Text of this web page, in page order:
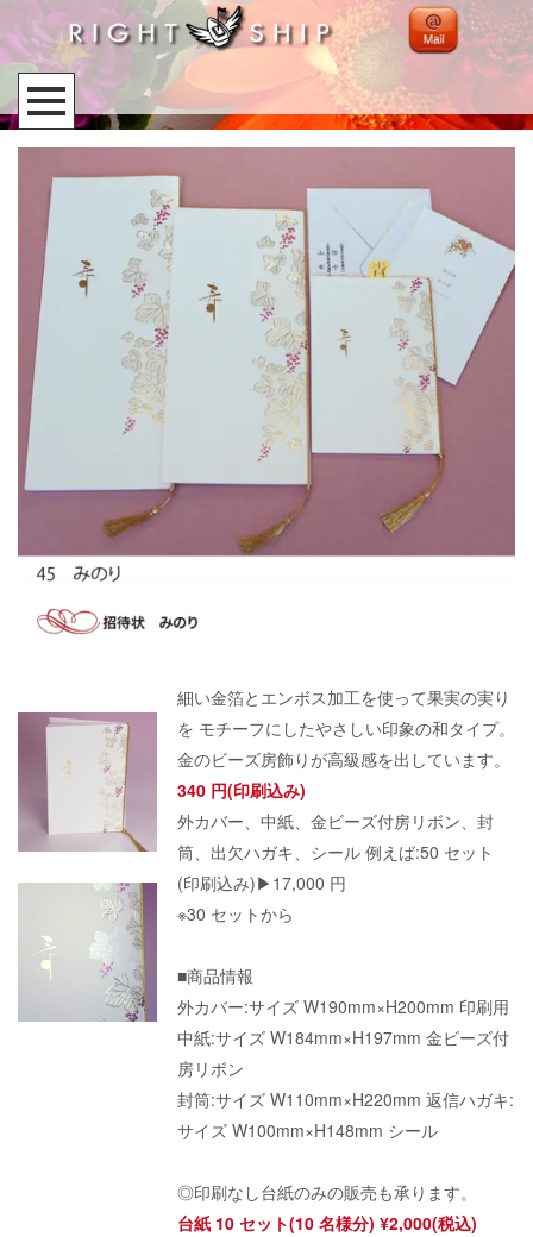
細い金箔とエンボス加工を使って果実の実り
を モチーフにしたやさしい印象の和タイプ。
金のビーズ房飾りが高級感を出しています。
340 円(印刷込み)
外カバー、中紙、金ビーズ付房リボン、封
筒、出欠ハガキ、シール 例えば:50 セット
(印刷込み)▶17,000 円
※30 セットから
■商品情報
外カバー:サイズ W190mm×H200mm 印刷用
中紙:サイズ W184mm×H197mm 金ビーズ付
房リボン
封筒:サイズ W110mm×H220mm 返信ハガキ:
サイズ W100mm×H148mm シール
◎印刷なし台紙のみの販売も承ります。
台紙 10 セット(10 名様分) ¥2,000(税込)